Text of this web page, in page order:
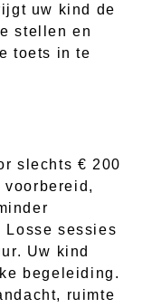
uw kind de
stellen en
toets in te
slechts € 200
voorbereid,
Losse sessies
Uw kind
begeleiding.
ruimte